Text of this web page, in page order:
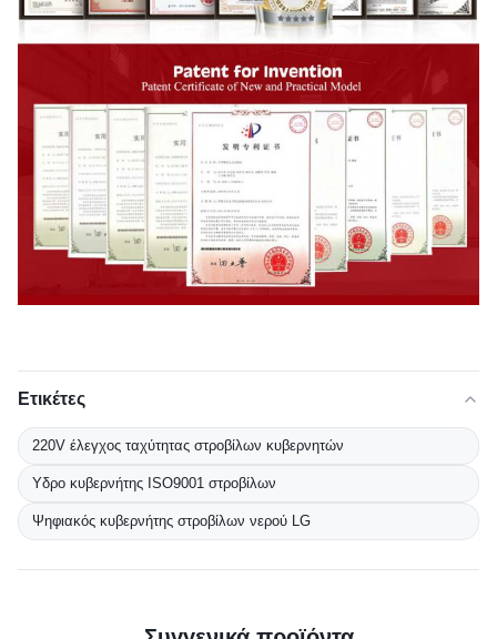
Ετικέτες
220V έλεγχος ταχύτητας στροβίλων κυβερνητών
Υδρο κυβερνήτης ISO9001 στροβίλων
Ψηφιακός κυβερνήτης στροβίλων νερού LG